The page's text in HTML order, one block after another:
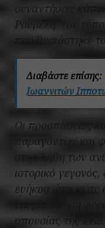
συναντήσεις
Ρουμέλη, τον
που θυσιάστηκε
Διαβάστε επίσης:
Ιωαννιτών
Οι προσπάθειες
παραγόντων και
στην λήθη των
ιστορικό
ευήκοα ώτα κι ας
Για μία ακόμη
απουσίας της ενώ,